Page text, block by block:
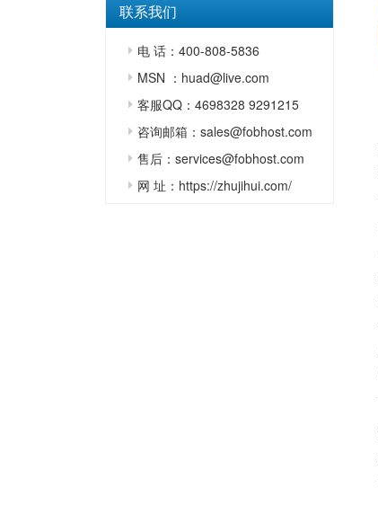
联系我们
电 话：400-808-5836
MSN ：huad@live.com
客服QQ：4698328 9291215
咨询邮箱：sales@fobhost.com
售后：services@fobhost.com
网 址：https://zhujihui.com/